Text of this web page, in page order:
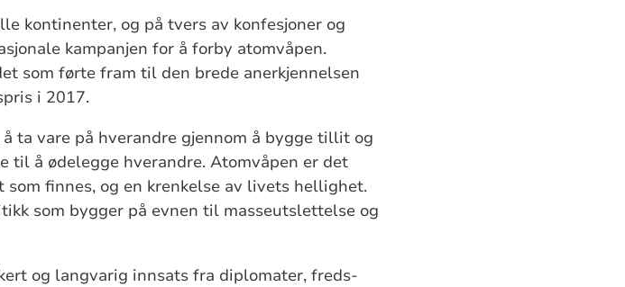
kontinenter, og på tvers av konfesjoner og
kampanjen for å forby atomvåpen.
som førte fram til den brede anerkjennelsen
i 2017.
ta vare på hverandre gjennom å bygge tillit og
til å ødelegge hverandre. Atomvåpen er det
finnes, og en krenkelse av livets hellighet.
som bygger på evnen til masseutslettelse og
og langvarig innsats fra diplomater, freds­